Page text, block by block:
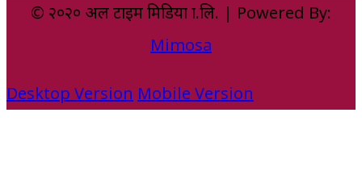
© २०२० अल टाइम मिडिया प्रा.लि. | Powered By:
Mimosa
Desktop Version Mobile Version